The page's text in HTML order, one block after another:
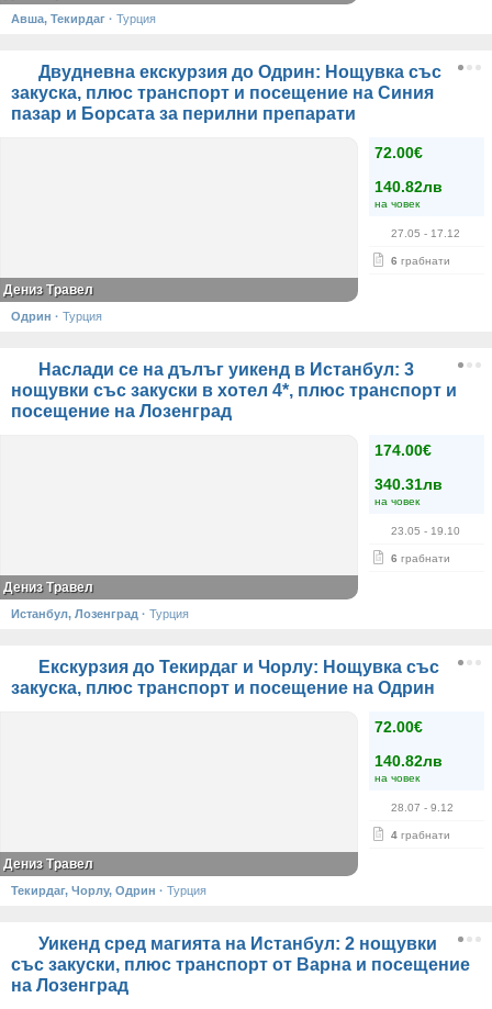
Авша, Текирдаг · Турция
Двудневна екскурзия до Одрин: Нощувка със
закуска, плюс транспорт и посещение на Синия
пазар и Борсата за перилни препарати
72.00€
140.82лв
на човек
27.05 - 17.12
6 грабнати
Дениз Травел
Одрин · Турция
Наслади се на дълъг уикенд в Истанбул: 3
нощувки със закуски в хотел 4*, плюс транспорт и
посещение на Лозенград
174.00€
340.31лв
на човек
23.05 - 19.10
6 грабнати
Дениз Травел
Истанбул, Лозенград · Турция
Екскурзия до Текирдаг и Чорлу: Нощувка със
закуска, плюс транспорт и посещение на Одрин
72.00€
140.82лв
на човек
28.07 - 9.12
4 грабнати
Дениз Травел
Текирдаг, Чорлу, Одрин · Турция
Уикенд сред магията на Истанбул: 2 нощувки
със закуски, плюс транспорт от Варна и посещение
на Лозенград